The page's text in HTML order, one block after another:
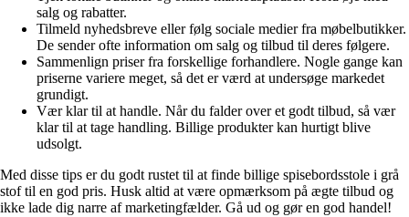
salg og rabatter.
Tilmeld nyhedsbreve eller følg sociale medier fra møbelbutikker.
De sender ofte information om salg og tilbud til deres følgere.
Sammenlign priser fra forskellige forhandlere. Nogle gange kan
priserne variere meget, så det er værd at undersøge markedet
grundigt.
Vær klar til at handle. Når du falder over et godt tilbud, så vær
klar til at tage handling. Billige produkter kan hurtigt blive
udsolgt.
Med disse tips er du godt rustet til at finde billige spisebordsstole i grå
stof til en god pris. Husk altid at være opmærksom på ægte tilbud og
ikke lade dig narre af marketingfælder. Gå ud og gør en god handel!